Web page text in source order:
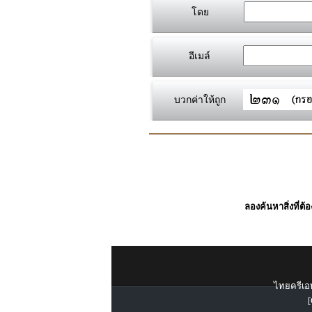
โดย
อีเมล์
บวกค่าให้ถูก
ลองค้นหาสิ่งที่ต้อ
ไทยครีเอ
[